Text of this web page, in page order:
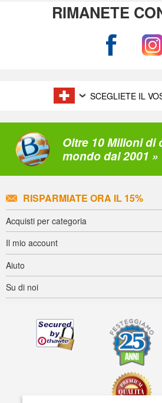
RIMANETE
SCEGLIETE IL
Oltre 10 Milioni di
mondo dal 2001 »
RISPARMIATE ORA IL 15%
Acquisti per categoria
Il mio account
Aiuto
Su di noi